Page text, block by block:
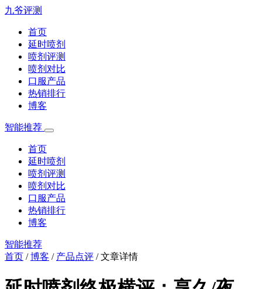
九爷评测
首页
延时喷剂
喷剂评测
喷剂对比
口服产品
热销排行
博客
智能推荐
首页
延时喷剂
喷剂评测
喷剂对比
口服产品
热销排行
博客
智能推荐
首页 /博客 / 产品点评 /文章详情